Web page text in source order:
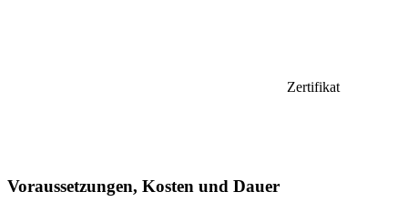
Zertifikat
Voraussetzungen, Kosten und Dauer